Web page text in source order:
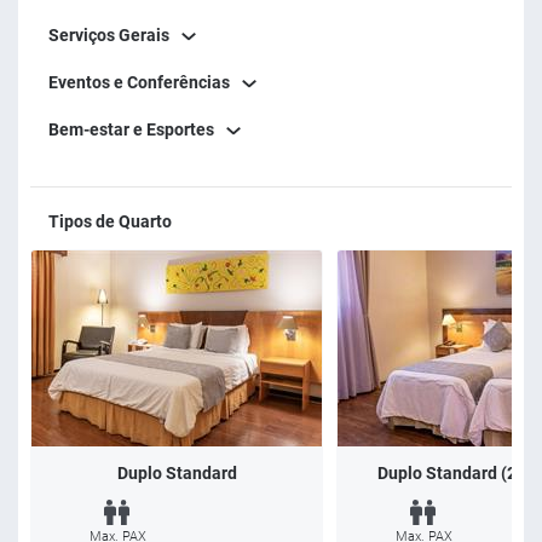
Serviços Gerais
Eventos e Conferências
Bem-estar e Esportes
Tipos de Quarto
Duplo Standard
Max. PAX
Duplo Standard (2x
Max. PAX